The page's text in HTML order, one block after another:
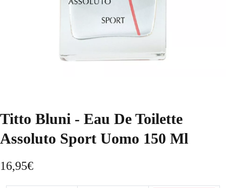
Titto Bluni - Eau De Toilette
Assoluto Sport Uomo 150 Ml
16,95€